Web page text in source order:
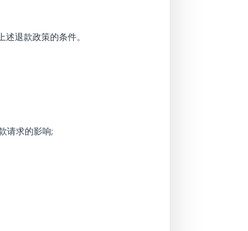
退款政策的条件。
请求的影响;